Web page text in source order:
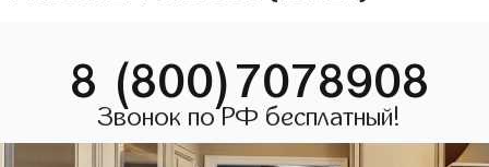
8 (800)7078908
Звонок по РФ бесплатный!